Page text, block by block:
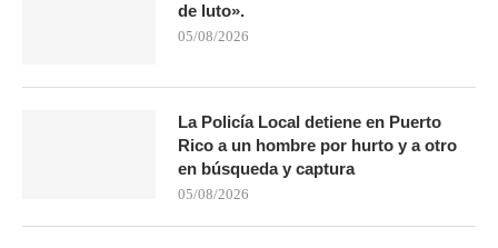
de luto».
05/08/2026
La Policía Local detiene en Puerto
Rico a un hombre por hurto y a otro
en búsqueda y captura
05/08/2026